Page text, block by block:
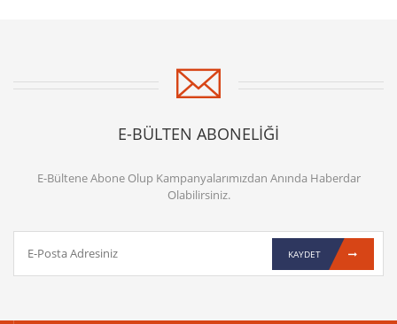
E-BÜLTEN ABONELİĞİ
E-Bültene Abone Olup Kampanyalarımızdan Anında Haberdar
Olabilirsiniz.
KAYDET